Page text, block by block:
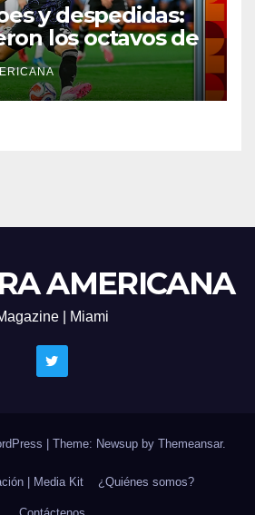
y despedidas:
los octavos de
AMERICANA
| Miami
| Theme: Newsup by Themeansar.
| Media Kit ¿Quiénes somos?